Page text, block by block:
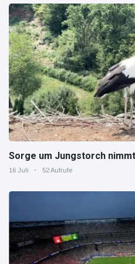
Sorge um Jungstorch
16 Juli 52 Aufrufe